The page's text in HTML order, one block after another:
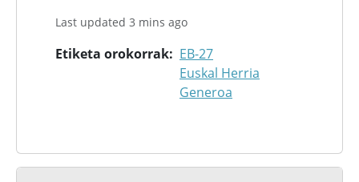
Last updated 3 mins ago
Etiketa orokorrak
EB-27
Euskal Herria
Generoa